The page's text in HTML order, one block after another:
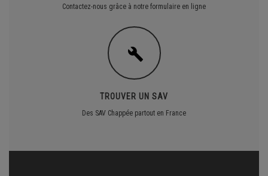
Contactez-nous grâce à notre formulaire en ligne
TROUVER UN SAV
Des SAV Chappée partout en France